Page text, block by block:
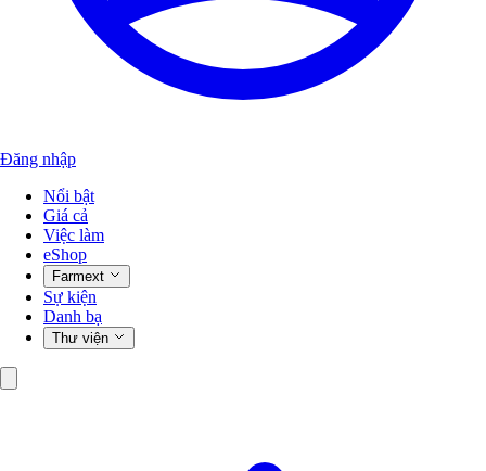
Đăng nhập
Nổi bật
Giá cả
Việc làm
eShop
Farmext
Sự kiện
Danh bạ
Thư viện